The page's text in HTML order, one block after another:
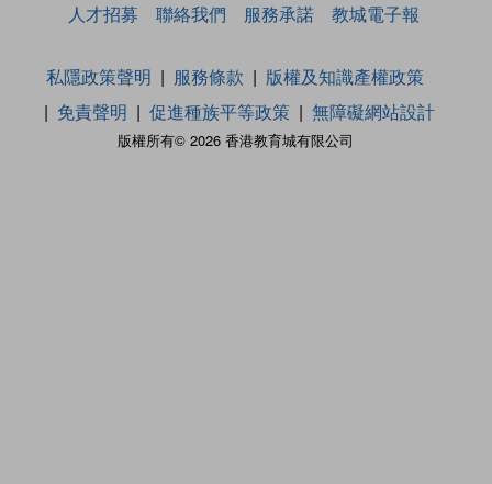
人才招募
聯絡我們 服務承諾 教城電子報
版權所有© 2026 香港教育城有限公司
私隱政策聲明 服務條款
版權及知識產權政策
免責聲明
促進種族平等政策 無障礙網站設計